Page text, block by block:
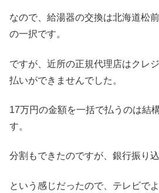
なので、給湯器の交換は北海道松
の一択です。
ですが、近所の正規代理店はクレ
払いができませんでした。
17万円の金額を一括で払うのは結
す。
分割もできたのですが、銀行振り
という感じだったので、テレビで